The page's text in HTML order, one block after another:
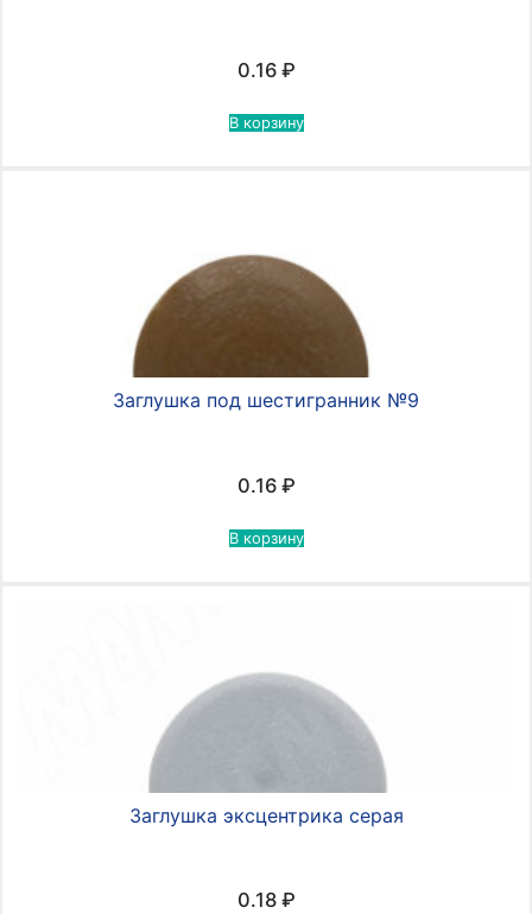
0.16 ₽
В корзину
Заглушка под шестигранник №9
0.16 ₽
В корзину
Заглушка эксцентрика серая
0.18 ₽